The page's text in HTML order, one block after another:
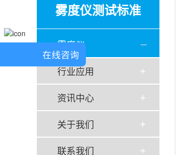
雾度仪测试标准
雾度仪
行业应用
资讯中心
关于我们
联系我们
在线咨询